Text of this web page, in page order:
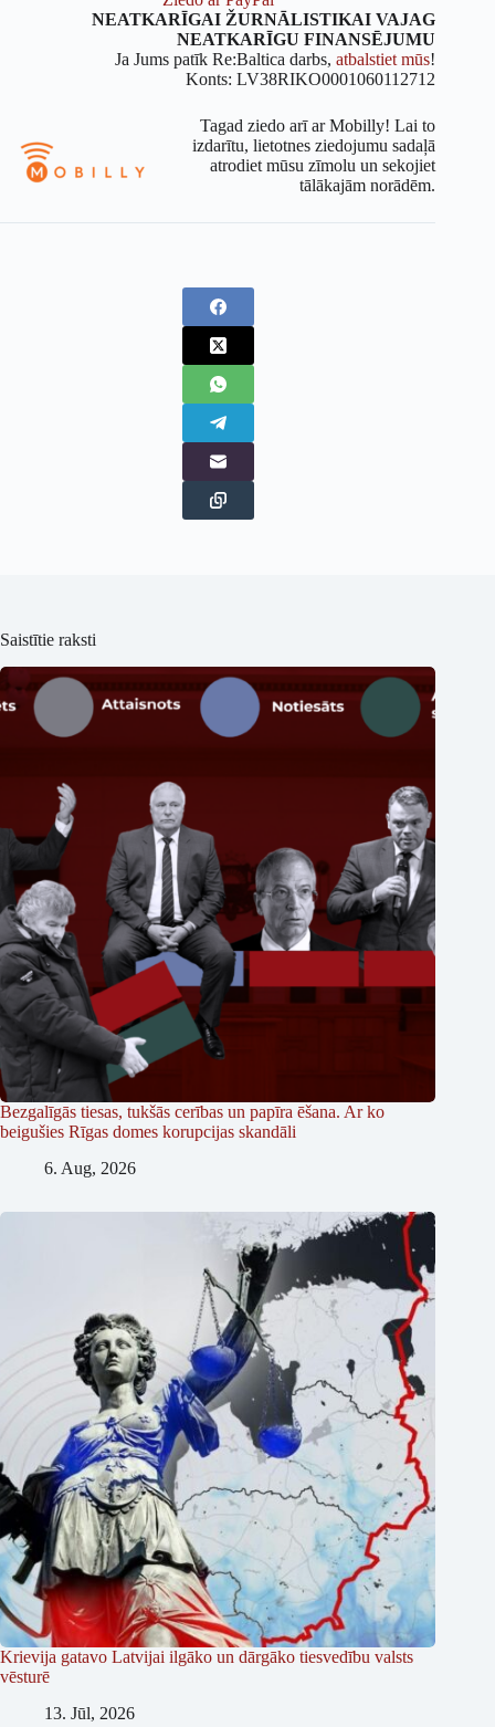
NEATKARĪGAI ŽURNĀLISTIKAI VAJAG
NEATKARĪGU FINANSĒJUMU
Ja Jums patīk Re:Baltica darbs,atbalstiet mūs!
Konts: LV38RIKO0001060112712
Tagad ziedo arī ar Mobilly! Lai to
izdarītu, lietotnes ziedojumu sadaļā
atrodiet mūsu zīmolu un sekojiet
tālākajām norādēm.
Saistītie raksti
Bezgalīgās tiesas, tukšās cerības un papīra ēšana. Ar ko
beigušies Rīgas domes korupcijas skandāli
6. Aug, 2026
Krievija gatavo Latvijai ilgāko un dārgāko tiesvedību valsts
vēsturē
13. Jūl, 2026